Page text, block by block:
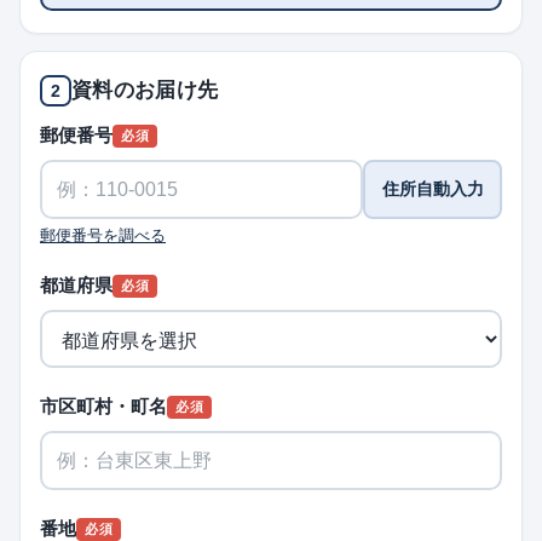
2 資料のお届け先
郵便番号 必須
住所自動入力
郵便番号を調べる
都道府県 必須
市区町村・町名 必須
番地 必須